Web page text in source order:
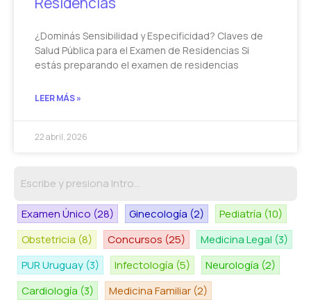
¿Dominás Sensibilidad y Especificidad? Claves de
Salud Pública para el Examen de Residencias Si
estás preparando el examen de residencias
LEER MÁS »
22 abril, 2026
Examen Único (28) Ginecología (2) Pediatría (10)
Obstetricia (8) Concursos (25) Medicina Legal (3)
PUR Uruguay (3) Infectología (5) Neurología (2)
Cardiología (3) Medicina Familiar (2)